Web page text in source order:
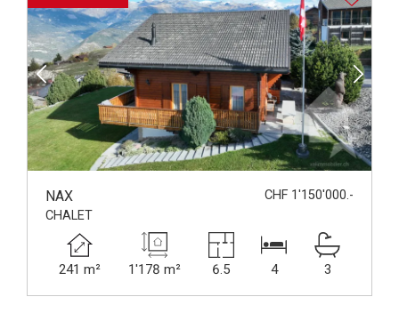
NAX
CHF 1'150'000.-
CHALET
241 m² 1'178 m² 6.5 4 3